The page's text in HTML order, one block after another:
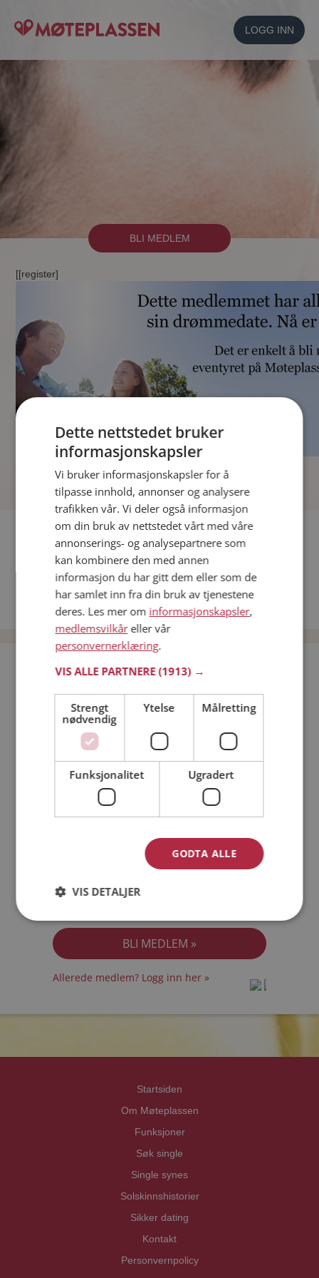
LOGG INN
BLI MEDLEM
[[register]
Fler single
Date menn i Norge
Date kvinner i Norge
Bli medlem gratis!
Jeg er en: Mann Kvinne
Min alder:
Jeg akseptererMedlemsvilkårene
Allerede medlem? Logg inn her »
Startsiden
Om Møteplassen
Funksjoner
Søk single
Single synes
Solskinnshistorier
Sikker dating
Kontakt
Personvernpolicy
Dette nettstedet bruker
informasjonskapsler
Vi bruker informasjonskapsler for å
tilpasse innhold, annonser og analysere
trafikken vår. Vi deler også informasjon
om din bruk av nettstedet vårt med våre
annonserings- og analysepartnere som
kan kombinere den med annen
informasjon du har gitt dem eller som de
har samlet inn fra din bruk av tjenestene
deres. Les mer om informasjonskapsler,
medlemsvilkåreller vår
personvernerklæring.
VIS ALLE PARTNERE(1913) →
Strengt
nødvendig
Ytelse Målretting
Funksjonalitet Ugradert
GODTA ALLE
VIS DETALJER